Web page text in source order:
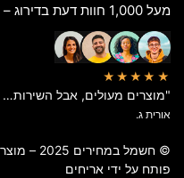
מעל 1,000 חוות דעת בדירוג – 5 כוכבים
★★★★★
"מוצרים מעולים, אבל השירות…
אורית ג.
© חשמל במחירים 2025 – מוצרי חשמל מהיבואן לצרכן
פותח על ידי אריחים